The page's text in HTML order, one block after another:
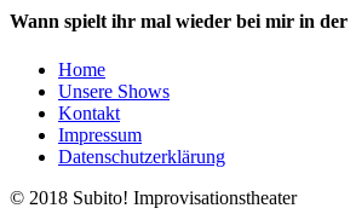
Wann spielt ihr mal wieder bei mir in
Home
Unsere Shows
Kontakt
Impressum
Datenschutzerklärung
© 2018 Subito! Improvisationstheater